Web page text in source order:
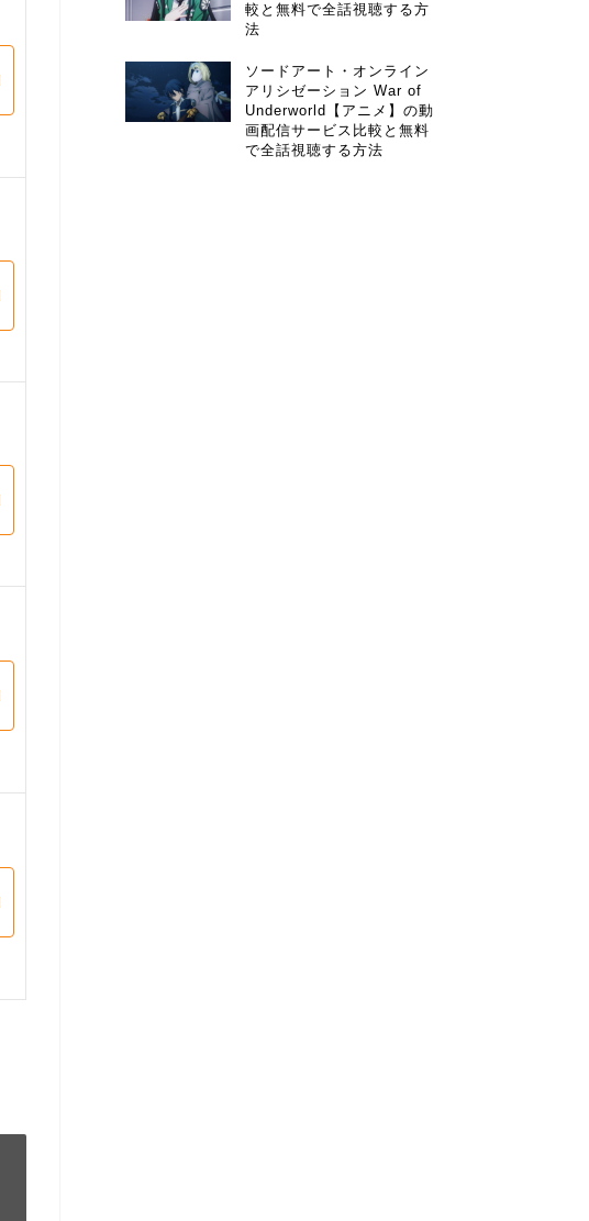
較と無料で全話視聴する方
法
ソードアート・オンライン
アリシゼーション War of
Underworld【アニメ】の動
画配信サービス比較と無料
で全話視聴する方法